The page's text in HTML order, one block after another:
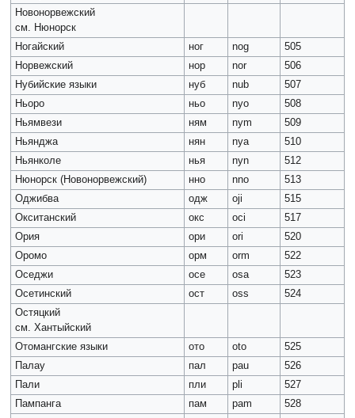
Новонорвежский
см. Нюнорск
Ногайский
ног nog
505
Норвежский
нор nor
506
Нубийские языки
нуб nub
507
Ньоро
ньо nyo
508
Ньямвези
ням nym
509
Ньянджа
нян nya
510
Ньянколе
нья nyn
512
Нюнорск (Новонорвежский)
нно nno
513
Оджибва
одж oji
515
Окситанский
окс oci
517
Ория
ори ori
520
Оромо
орм orm
522
Оседжи
осе osa
523
Осетинский
ост oss
524
Остяцкий
см. Хантыйский
Отомангские языки
ото oto
525
Палау
пал pau
526
Пали
пли pli
527
Пампанга
пам pam
528